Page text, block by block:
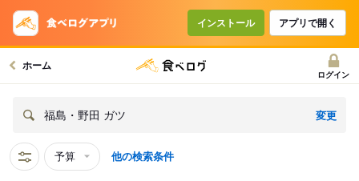
インストール アプリで開く
ホーム
ログイン
福島・野田 ガツ 変更
予算 他の検索条件